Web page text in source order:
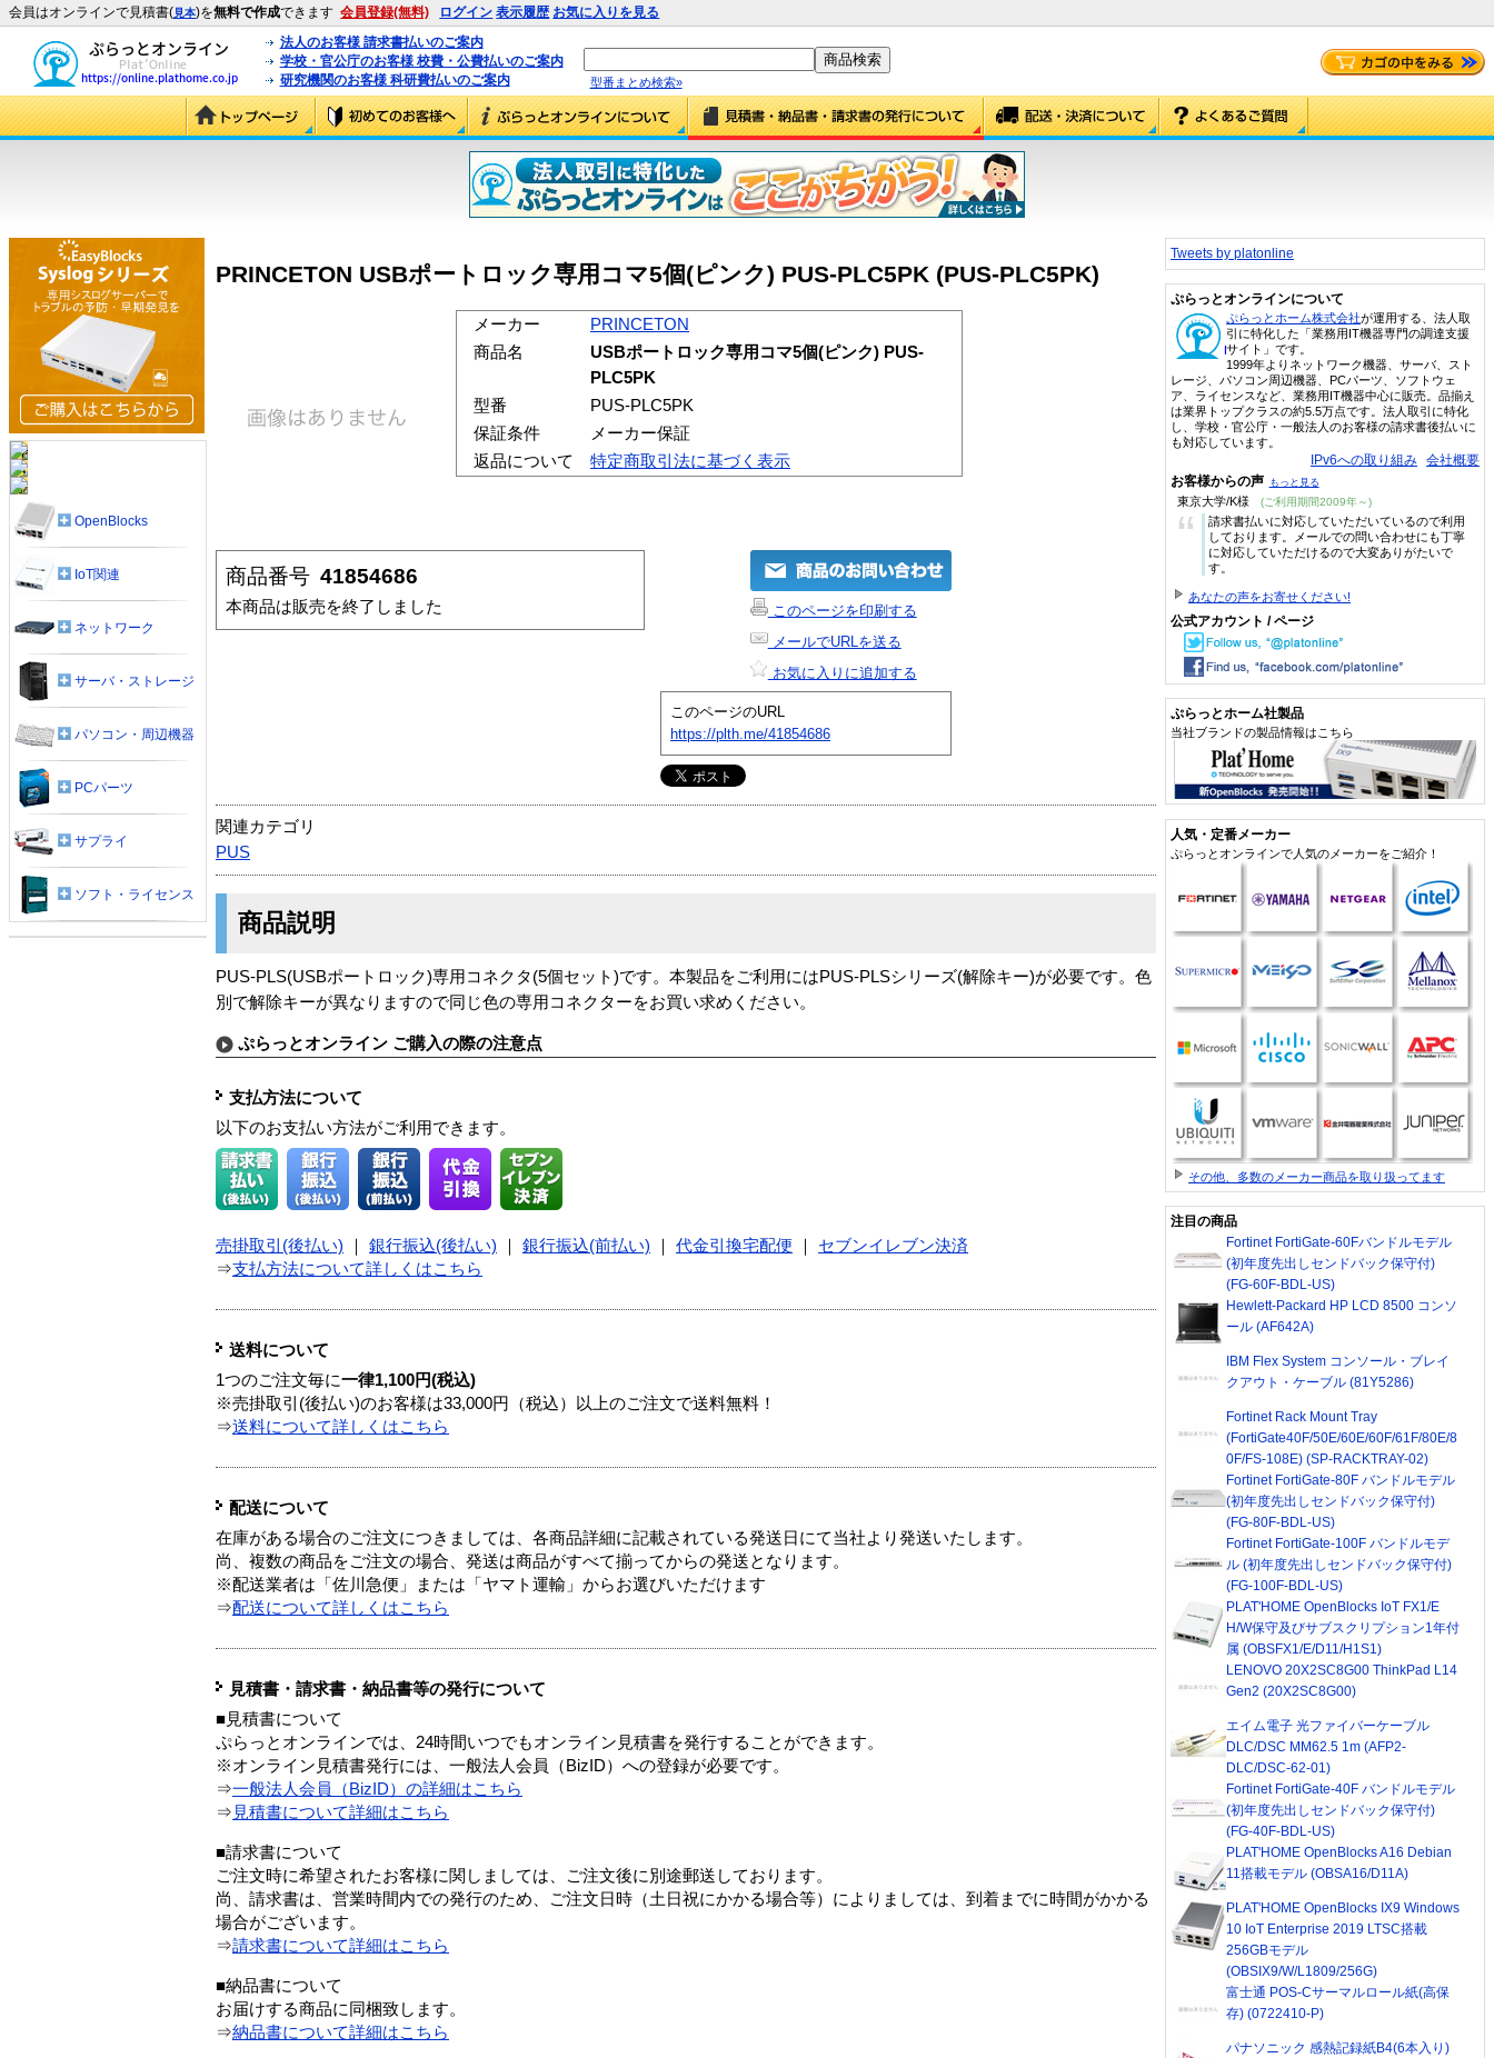
会員はオンラインで見積書(見本)を無料で作成できます 会員登録(無料) ログイン 表示履歴 お気に入りを見る
法人のお客様 請求書払いのご案内
学校・官公庁のお客様 校費・公費払いのご案内
研究機関のお客様 科研費払いのご案内
型番まとめ検索»
PRINCETON USBポートロック専用コマ5個(ピンク) PUS-PLC5PK (PUS-PLC5PK)
メーカー
PRINCETON
商品名
USBポートロック専用コマ5個(ピンク) PUS-
PLC5PK
型番
PUS-PLC5PK
保証条件
メーカー保証
返品について
特定商取引法に基づく表示
商品番号 41854686
本商品は販売を終了しました
このページを印刷する
メールでURLを送る
お気に入りに追加する
このページのURL
https://plth.me/41854686
関連カテゴリ
PUS
商品説明
PUS-PLS(USBポートロック)専用コネクタ(5個セット)です。本製品をご利用にはPUS-PLSシリーズ(解除キー)が必要です。色
別で解除キーが異なりますので同じ色の専用コネクターをお買い求めください。
ぷらっとオンライン ご購入の際の注意点
支払方法について
以下のお支払い方法がご利用できます。
売掛取引(後払い) 銀行振込(後払い) 銀行振込(前払い) 代金引換宅配便
セブンイレブン決済
⇒支払方法について詳しくはこちら
送料について
1つのご注文毎に一律1,100円(税込)
※売掛取引(後払い)のお客様は33,000円（税込）以上のご注文で送料無料！
⇒送料について詳しくはこちら
配送について
在庫がある場合のご注文につきましては、各商品詳細に記載されている発送日にて当社より発送いたします。
尚、複数の商品をご注文の場合、発送は商品がすべて揃ってからの発送となります。
※配送業者は「佐川急便」または「ヤマト運輸」からお選びいただけます
⇒配送について詳しくはこちら
見積書・請求書・納品書等の発行について
■見積書について
ぷらっとオンラインでは、24時間いつでもオンライン見積書を発行することができます。
※オンライン見積書発行には、一般法人会員（BizID）への登録が必要です。
⇒一般法人会員（BizID）の詳細はこちら
⇒ 見積書について詳細はこちら
■請求書について
ご注文時に希望されたお客様に関しましては、ご注文後に別途郵送しております。
尚、請求書は、営業時間内での発行のため、ご注文日時（土日祝にかかる場合等）によりましては、到着までに時間がかかる
場合がございます。
⇒請求書について詳細はこちら
■納品書について
お届けする商品に同梱致します。
⇒納品書について詳細はこちら
OpenBlocks
IoT関連
ネットワーク
サーバ・ストレージ
パソコン・周辺機器
PCパーツ
サプライ
ソフト・ライセンス
Tweets by platonline
ぷらっとオンラインについて
ぷらっとホーム株式会社が運用する、法人取
引に特化した「業務用IT機器専門の調達支援
サイト」です。
1999年よりネットワーク機器、サーバ、スト
レージ、パソコン周辺機器、PCパーツ、ソフトウェ
ア、ライセンスなど、業務用IT機器中心に販売。品揃え
は業界トップクラスの約5.5万点です。法人取引に特化
し、学校・官公庁・一般法人のお客様の請求書後払いに
も対応しています。
IPv6への取り組み 会社概要
お客様からの声 もっと見る
東京大学/K様 (ご利用期間2009年～)
“
請求書払いに対応していただいているので利用
しております。メールでの問い合わせにも丁寧
に対応していただけるので大変ありがたいで
す。
あなたの声をお寄せください!
公式アカウント / ページ
ぷらっとホーム社製品
当社ブランドの製品情報はこちら
人気・定番メーカー
ぷらっとオンラインで人気のメーカーをご紹介！
その他、多数のメーカー商品を取り扱ってます
注目の商品
Fortinet FortiGate-60Fバンドルモデル
(初年度先出しセンドバック保守付)
(FG-60F-BDL-US)
Hewlett-Packard HP LCD 8500 コンソ
ール (AF642A)
IBM Flex System コンソール・ブレイ
クアウト・ケーブル (81Y5286)
Fortinet Rack Mount Tray
(FortiGate40F/50E/60E/60F/61F/80E/8
0F/FS-108E) (SP-RACKTRAY-02)
Fortinet FortiGate-80F バンドルモデル
(初年度先出しセンドバック保守付)
(FG-80F-BDL-US)
Fortinet FortiGate-100F バンドルモデ
ル (初年度先出しセンドバック保守付)
(FG-100F-BDL-US)
PLAT'HOME OpenBlocks IoT FX1/E
H/W保守及びサブスクリプション1年付
属 (OBSFX1/E/D11/H1S1)
LENOVO 20X2SC8G00 ThinkPad L14
Gen2 (20X2SC8G00)
エイム電子 光ファイバーケーブル
DLC/DSC MM62.5 1m (AFP2-
DLC/DSC-62-01)
Fortinet FortiGate-40F バンドルモデル
(初年度先出しセンドバック保守付)
(FG-40F-BDL-US)
PLAT'HOME OpenBlocks A16 Debian
11搭載モデル (OBSA16/D11A)
PLAT'HOME OpenBlocks IX9 Windows
10 IoT Enterprise 2019 LTSC搭載
256GBモデル
(OBSIX9/W/L1809/256G)
富士通 POS-Cサーマルロール紙(高保
存) (0722410-P)
パナソニック 感熱記録紙B4(6本入り)